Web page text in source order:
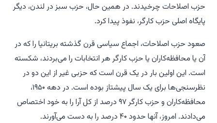
حزب اصلاحات چرخیدند. در همین حال، حزب سبز در لندن، دیگر
پایگاه اصلی حزب کارگر، نفوذ پیدا کرد.
صعود حزب اصلاحات، اجماع سیاسی قرن گذشته بریتانیا را که در
آن یا محافظه‌کاران یا حزب کارگر هر انتخابات را می‌بردند، شکسته
است. این اولین بار در یک قرن است که حزبی غیر از این دو در
نظرسنجی‌ها برای یک سال پیشتاز بوده است. در دهه ۱۹۵۰،
محافظه‌کاران و حزب کارگر ۹۷ درصد از کل آرا را به خود اختصاص
می‌دادند. امروز، آنها حدود ۴۰ درصد را به دست می‌آورند.